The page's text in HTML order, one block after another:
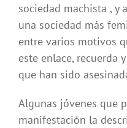
sociedad machista , y
una sociedad más
entre varios motivos
este enlace, recuerda
que han sido
Algunas jóvenes que
manifestación la